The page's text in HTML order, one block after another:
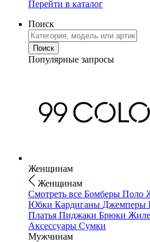
Перейти в каталог
Поиск
Популярные запросы
Женщинам
Женщинам
Смотреть все Бомберы Поло
Юбки Кардиганы Джемперы
Платья Пиджаки Брюки
Аксессуары Сумки
Мужчинам